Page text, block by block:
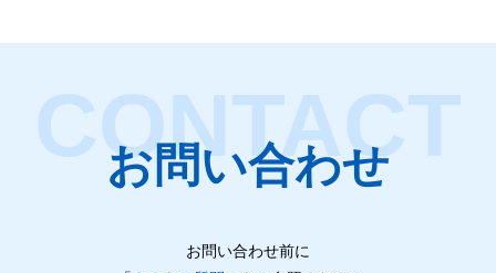
店舗の看板撤去・テント撤去
お問い合わせ
お問い合わせ前に